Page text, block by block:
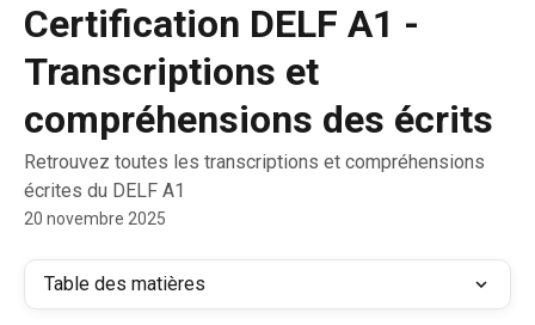
Certification DELF A1 -
Transcriptions et
compréhensions des écrits
Retrouvez toutes les transcriptions et compréhensions
écrites du DELF A1
20 novembre 2025
Table des matières